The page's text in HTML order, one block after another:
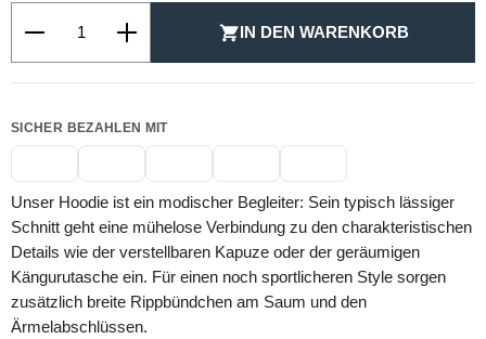
IN DEN WARENKORB
SICHER BEZAHLEN MIT
Unser Hoodie ist ein modischer Begleiter: Sein typisch lässiger
Schnitt geht eine mühelose Verbindung zu den charakteristischen
Details wie der verstellbaren Kapuze oder der geräumigen
Kängurutasche ein. Für einen noch sportlicheren Style sorgen
zusätzlich breite Rippbündchen am Saum und den
Ärmelabschlüssen.